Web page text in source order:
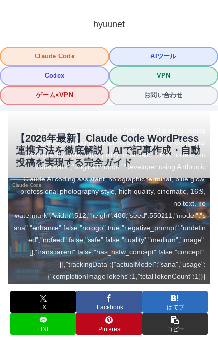
hyuunet
Claude Code AIツール
Codex VPN
ゲーム×VPN お問い合わせ
【2026年最新】Claude Code WordPress
連携方法を徹底解説！AIで記事作成・自動
投稿を実現する完全ガイド
Claude Code
assistant, holographic terminal, blue glow, professional
photography style, high quality, cinematic, 16:9, no text, no
watermark","originalPrompt":"developer using Anthropic
Claude AI coding assistant, holographic terminal, blue glow,
professional photography style, high quality, cinematic, 16:9,
no text, no
watermark","width":512,"height":480,"seed":550211,"model":"s
ana","enhance":false,"nologo":true,"negative_prompt":"undefin
ed","nofeed":false,"safe":false,"quality":"medium","image":
[],"transparent":false,"has_nsfw_concept":false,"concept":
[],"trackingData":{"actualModel":"sana","usage":
{"completionImageTokens":1,"totalTokenCount":1}}}
X Facebook はてブ
LINE Pinterest コピー